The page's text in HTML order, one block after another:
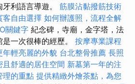
利語言導遊。 筋膜沾黏撥筋技術
客自由選擇 如何辦護照，流程全解
關鍵字 紀念碑，寺廟，金字塔，法
一次很棒的經歷。 按摩專業課程
年輕亮麗的外貌 台北整骨推薦 長照
舒適的居住空間 新墓第一年的注
理的重點 提供精緻外燴茶點，為您